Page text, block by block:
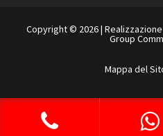
Copyright © 2026 |
Group
Mappa del